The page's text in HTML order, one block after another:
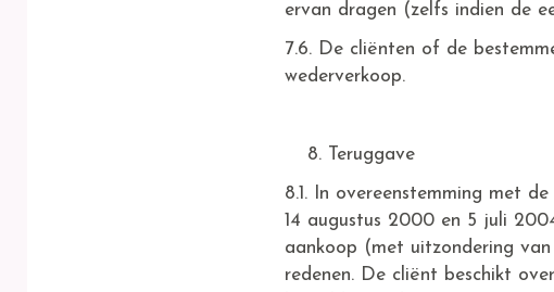
ervan dragen (zelfs indien de
7.6. De cliënten of de
wederverkoop.
Teruggave
8.1. In overeenstemming met
14 augustus 2000 en 5 juli
aankoop (met uitzondering
redenen. De cliënt beschikt